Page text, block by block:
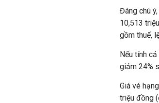
Đáng chú
10,513
gồm thuế,
Nếu tính
giảm 24%
Giá vé
triệu đồng